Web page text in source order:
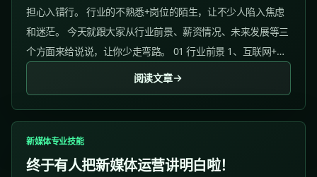
担心入错行。 行业的不熟悉+岗位的陌生，让不少人陷入焦虑
和迷茫。 今天就跟大家从行业前景、薪资情况、未来发展等三
个方面来给说说，让你少走弯路。 01 行业前景 1、互联网+的
阅读文章
新媒体专业技能
终于有人把新媒体运营讲明白啦！